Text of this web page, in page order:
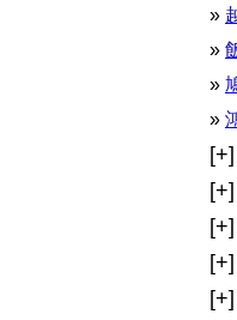
[+]
[+]
[+]
[+]
[+]